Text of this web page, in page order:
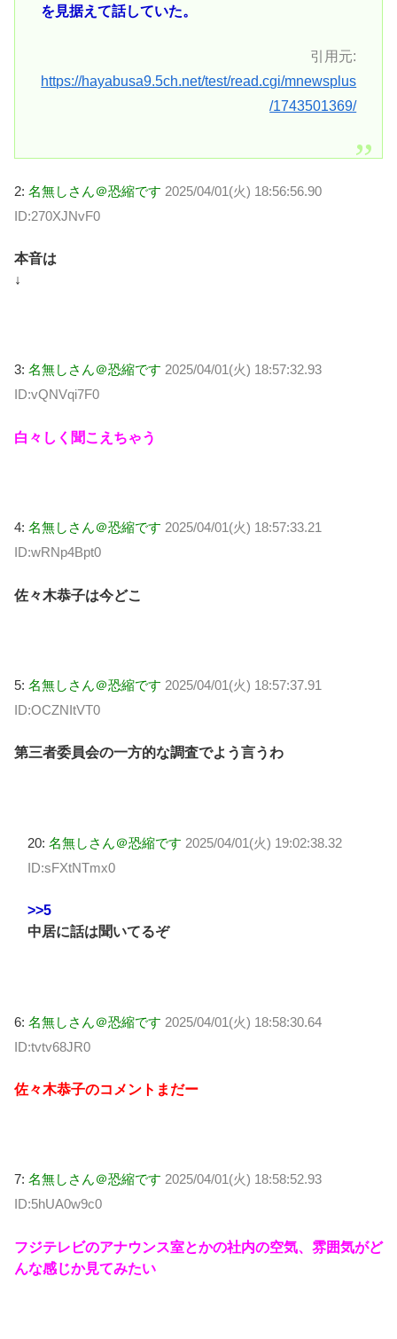
を見据えて話していた。
引用元:
https://hayabusa9.5ch.net/test/read.cgi/mnewsplus
/1743501369/
2: 名無しさん＠恐縮です 2025/04/01(火) 18:56:56.90
ID:270XJNvF0
本音は
↓
3: 名無しさん＠恐縮です 2025/04/01(火) 18:57:32.93
ID:vQNVqi7F0
白々しく聞こえちゃう
4: 名無しさん＠恐縮です 2025/04/01(火) 18:57:33.21
ID:wRNp4Bpt0
佐々木恭子は今どこ
5: 名無しさん＠恐縮です 2025/04/01(火) 18:57:37.91
ID:OCZNItVT0
第三者委員会の一方的な調査でよう言うわ
20: 名無しさん＠恐縮です 2025/04/01(火) 19:02:38.32
ID:sFXtNTmx0
>>5
中居に話は聞いてるぞ
6: 名無しさん＠恐縮です 2025/04/01(火) 18:58:30.64
ID:tvtv68JR0
佐々木恭子のコメントまだー
7: 名無しさん＠恐縮です 2025/04/01(火) 18:58:52.93
ID:5hUA0w9c0
フジテレビのアナウンス室とかの社内の空気、雰囲気がど
んな感じか見てみたい